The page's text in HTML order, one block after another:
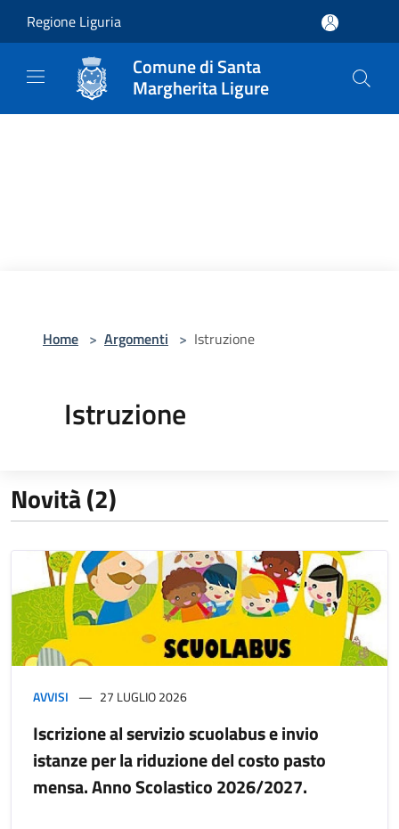
Regione Liguria
Comune di Santa
Margherita Ligure
Home > Argomenti > Istruzione
Istruzione
Novità (2)
AVVISI 27 LUGLIO 2026
Iscrizione al servizio scuolabus e invio
istanze per la riduzione del costo pasto
mensa. Anno Scolastico 2026/2027.